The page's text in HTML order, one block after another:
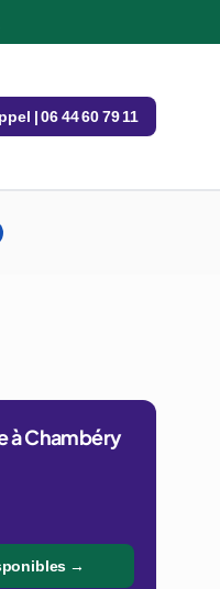
| 06 44 60 79 11
à Chambéry
→